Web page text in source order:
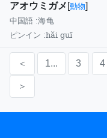
アオウミガメ [動物]
中国語 :海龟
ピンイン :hǎi guī
＜ 1... 3 4
＞